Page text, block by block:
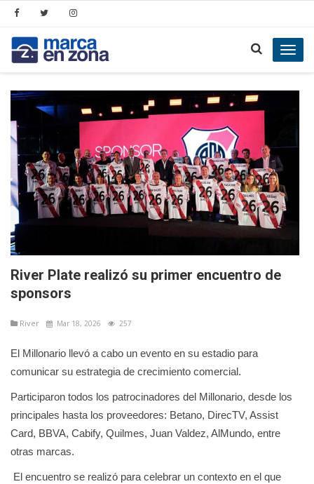
River Plate realizó su primer encuentro de
sponsors
River Mar 18, 2026 257
El Millonario llevó a cabo un evento en su estadio para
comunicar su estrategia de crecimiento comercial.
Participaron todos los patrocinadores del Millonario, desde los
principales hasta los proveedores: Betano, DirecTV, Assist
Card, BBVA, Cabify, Quilmes, Juan Valdez, AlMundo, entre
otras marcas.
El encuentro se realizó para celebrar un contexto en el que